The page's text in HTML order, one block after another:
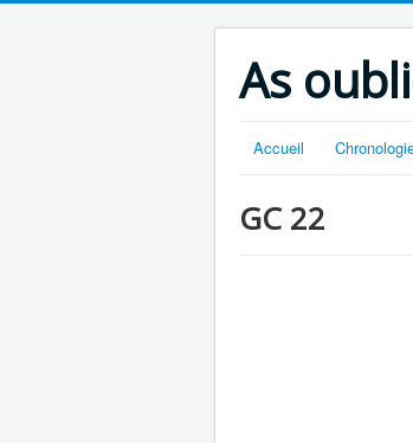
As
Accueil
GC 22